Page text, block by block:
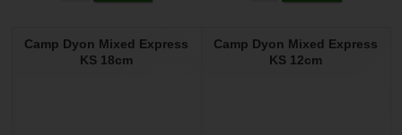
Camp Dyon Mixed Express
KS 18cm
Camp Dyon Mixed Express
KS 12cm